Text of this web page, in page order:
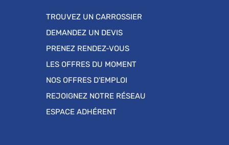
TROUVEZ UN CARROSSIER
DEMANDEZ UN DEVIS
PRENEZ RENDEZ-VOUS
LES OFFRES DU MOMENT
NOS OFFRES D'EMPLOI
REJOIGNEZ NOTRE RÉSEAU
ESPACE ADHÉRENT